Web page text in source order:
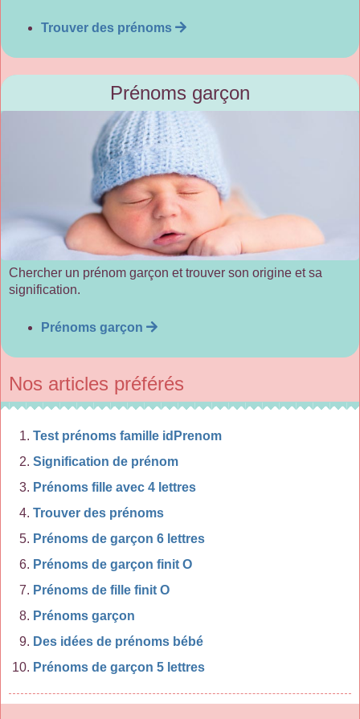
Trouver des prénoms
Prénoms garçon
Chercher un prénom garçon et trouver son origine et sa
signification.
Prénoms garçon
Nos articles préférés
Test prénoms famille idPrenom
Signification de prénom
Prénoms fille avec 4 lettres
Trouver des prénoms
Prénoms de garçon 6 lettres
Prénoms de garçon finit O
Prénoms de fille finit O
Prénoms garçon
Des idées de prénoms bébé
Prénoms de garçon 5 lettres